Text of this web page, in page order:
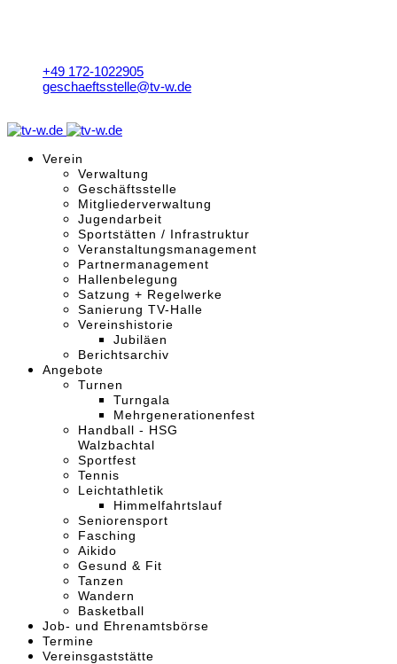
+49 172-1022905
geschaeftsstelle@tv-w.de
Verein
Verwaltung
Geschäftsstelle
Mitgliederverwaltung
Jugendarbeit
Sportstätten / Infrastruktur
Veranstaltungsmanagement
Partnermanagement
Hallenbelegung
Satzung + Regelwerke
Sanierung TV-Halle
Vereinshistorie
Jubiläen
Berichtsarchiv
Angebote
Turnen
Turngala
Mehrgenerationenfest
Handball - HSG
Walzbachtal
Sportfest
Tennis
Leichtathletik
Himmelfahrtslauf
Seniorensport
Fasching
Aikido
Gesund & Fit
Tanzen
Wandern
Basketball
Job- und Ehrenamtsbörse
Termine
Vereinsgaststätte